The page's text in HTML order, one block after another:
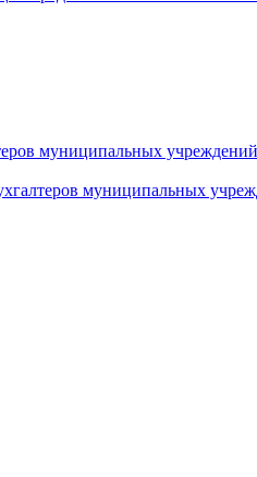
муниципальных
муниципальных